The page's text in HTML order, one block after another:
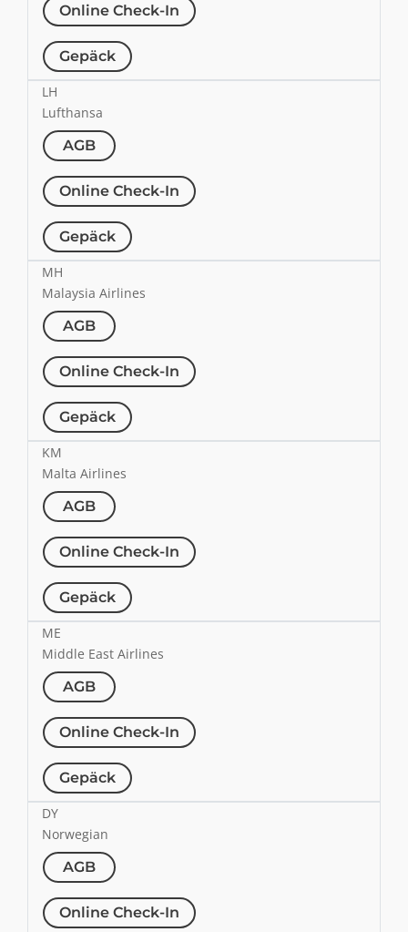
Online Check-In
Gepäck
LH
Lufthansa
AGB
Online Check-In
Gepäck
MH
Malaysia Airlines
AGB
Online Check-In
Gepäck
KM
Malta Airlines
AGB
Online Check-In
Gepäck
ME
Middle East Airlines
AGB
Online Check-In
Gepäck
DY
Norwegian
AGB
Online Check-In